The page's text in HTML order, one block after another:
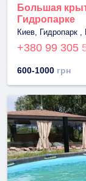
Большая
Гидропарке
Киев, Гидропарк ,
+380 99 305
600-1000 грн